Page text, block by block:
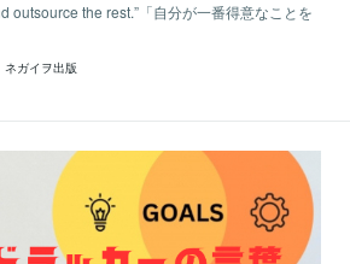
outsource the rest.”「自分が一番得意なことを
ガイヲ出版